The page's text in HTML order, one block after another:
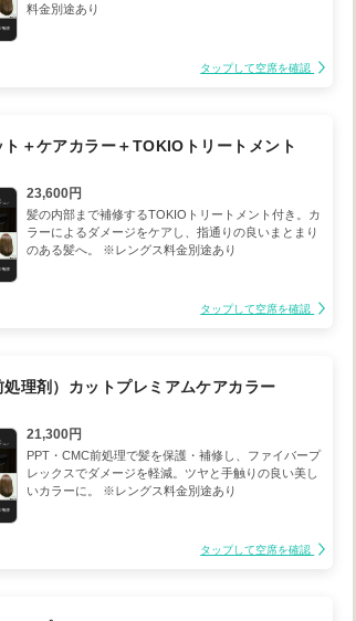
料金別途あり
タップして空席を確認
ト＋ケアカラー＋TOKIOトリートメント
23,600円
髪の内部まで補修するTOKIOトリートメント付き。カ
ラーによるダメージをケアし、指通りの良いまとまり
のある髪へ。 ※レングス料金別途あり
タップして空席を確認
処理剤）カットプレミアムケアカラー
21,300円
PPT・CMC前処理で髪を保護・補修し、ファイバープ
レックスでダメージを軽減。ツヤと手触りの良い美し
いカラーに。 ※レングス料金別途あり
タップして空席を確認